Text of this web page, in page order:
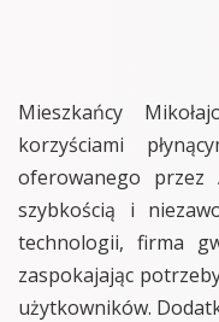
Mieszkańcy
korzyściami
oferowanego przez
szybkością i
technologii, firma
zaspokajając
użytkowników.